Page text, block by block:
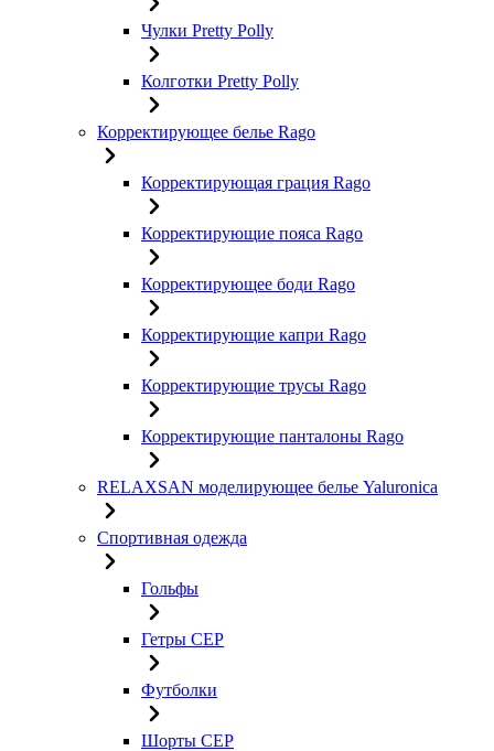
Чулки Pretty Polly
Колготки Pretty Polly
Корректирующее белье Rago
Корректирующая грация Rago
Корректирующие пояса Rago
Корректирующее боди Rago
Корректирующие капри Rago
Корректирующие трусы Rago
Корректирующие панталоны Rago
RELAXSAN моделирующее белье Yaluroniсa
Спортивная одежда
Гольфы
Гетры CEP
Футболки
Шорты CEP